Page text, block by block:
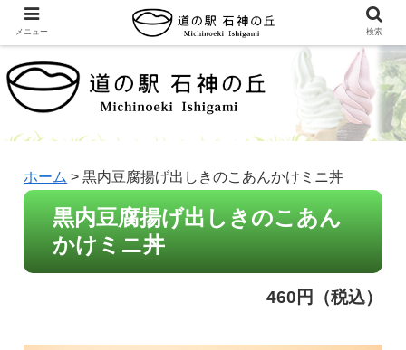
ホーム >黒内豆腐揚げ出しきのこあんかけミニ丼
黒内豆腐揚げ出しきのこあん
かけミニ丼
460円（税込）
メニュー 検索